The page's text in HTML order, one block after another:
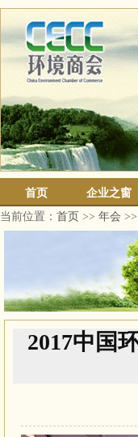
首页 企业之窗
当前位置： 首页 >> 年会
2017中国